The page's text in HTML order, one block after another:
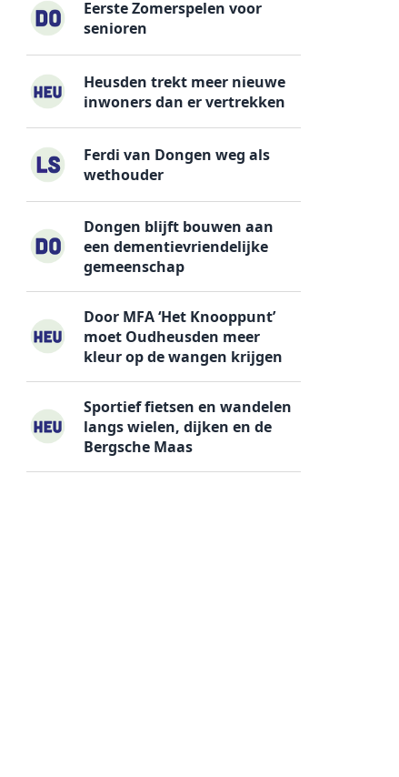
Eerste Zomerspelen voor
senioren
Heusden trekt meer nieuwe
inwoners dan er vertrekken
Ferdi van Dongen weg als
wethouder
Dongen blijft bouwen aan
een dementievriendelijke
gemeenschap
Door MFA ‘Het Knooppunt’
moet Oudheusden meer
kleur op de wangen krijgen
Sportief fietsen en wandelen
langs wielen, dijken en de
Bergsche Maas